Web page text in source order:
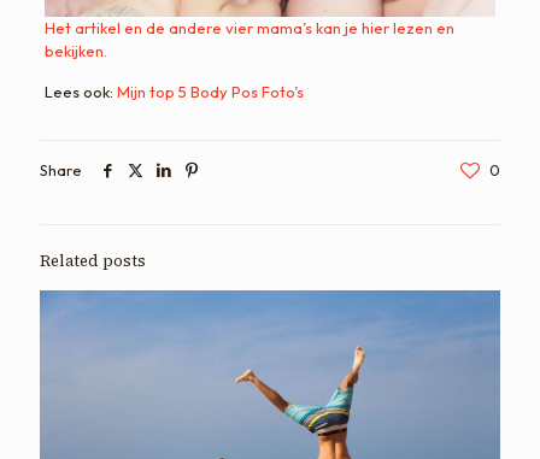
Het artikel en de andere vier mama’s kan je hier lezen en
bekijken.
Lees ook: Mijn top 5 Body Pos Foto’s
Share 0
Related posts